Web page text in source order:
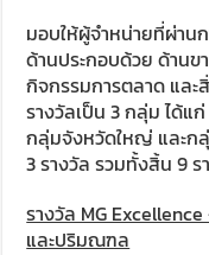
มอบให้ผู้จำหน่ายที่ผ่าน
ด้านประกอบด้วย ด้านข
กิจกรรมการตลาด และ
รางวัลเป็น 3 กลุ่ม ได้แ
กลุ่มจังหวัดใหญ่ และก
3 รางวัล รวมทั้งสิ้น 9
รางวัล MG
และปริมณฑล